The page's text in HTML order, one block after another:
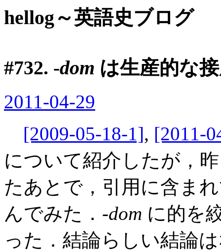
hellog～英語史ブログ
#732. -dom は生産的な
2011-04-29
[2009-05-18-1], [2011-
について紹介したが，
たあとで，引用に含ま
んでみた．-dom に的を
った．結論らしい結論